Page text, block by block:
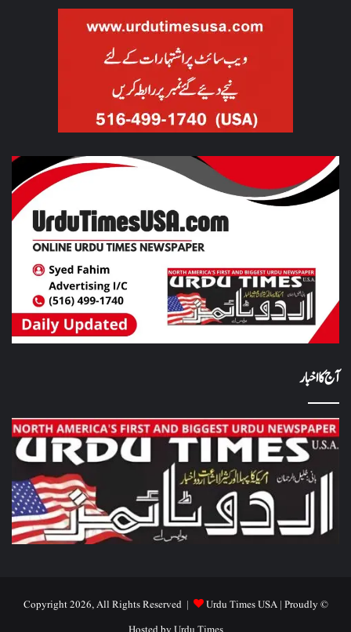
آج کا اخبار
© Copyright 2026, All Rights Reserved |
Urdu Times USA| Proudly